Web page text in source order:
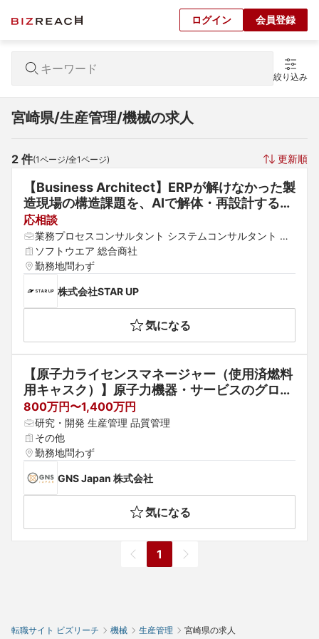
ログイン 会員登録
絞り込み
宮崎県/生産管理/機械の求人
2 件(1ページ/全1ページ) 更新順
【Business Architect】ERPが解けなかった製
造現場の構造課題を、AIで解体・再設計する。
Archaive事業の変革推進リード
応相談
業務プロセスコンサルタント システムコンサルタント 生
産管理
ソフトウエア 総合商社
勤務地問わず
株式会社STAR UP
気になる
【原子力ライセンスマネージャー（使用済燃料
用キャスク）】原子力機器・サービスのグロー
バルトップクラス企業/ドイツ本社
800万円〜1,400万円
研究・開発 生産管理 品質管理
その他
勤務地問わず
GNS Japan 株式会社
気になる
1
転職サイト ビズリーチ 機械 生産管理 宮崎県の求人